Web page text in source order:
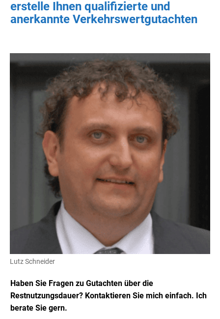
erstelle Ihnen qualifizierte und
anerkannte Verkehrswertgutachten
Lutz Schneider
Haben Sie Fragen zu Gutachten über die
Restnutzungsdauer? Kontaktieren Sie mich einfach. Ich
berate Sie gern.